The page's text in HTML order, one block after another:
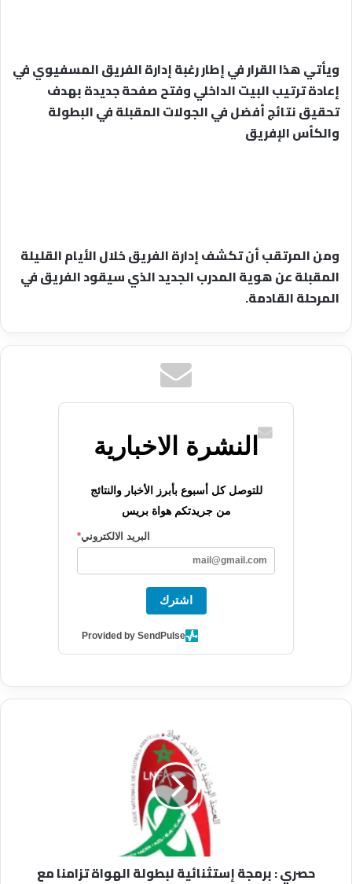
ويأتي هذا القرار في إطار رغبة إدارة الفريق المسفيوي في
إعادة ترتيب البيت الداخلي وفتح صفحة جديدة بهدف
تحقيق نتائج أفضل في الجولات المقبلة في البطولة
والكأس الإفريق
ومن المرتقب أن تكشف إدارة الفريق خلال الأيام القليلة
المقبلة عن هوية المدرب الجديد الذي سيقود الفريق في
المرحلة القادمة.
النشرة الاخبارية
للتوصل كل أسبوع بأبرز الأخبار والنتائج
من جريدتكم هواة بريس
البريد الالكتروني*
اشترك
Provided by SendPulse
حصري : برمجة إستثنائية لبطولة الهواة تزامنا مع